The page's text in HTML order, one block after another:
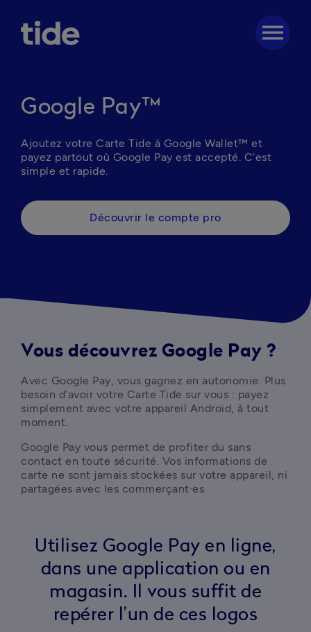
menu
Google Pay™
Ajoutez votre Carte Tide à Google Wallet™ et
payez partout où Google Pay est accepté. C’est
simple et rapide.
Découvrir le compte pro
Vous découvrez Google Pay ?
Avec Google Pay, vous gagnez en autonomie. Plus
besoin d’avoir votre Carte Tide sur vous : payez
simplement avec votre appareil Android, à tout
moment.
Google Pay vous permet de profiter du sans
contact en toute sécurité. Vos informations de
carte ne sont jamais stockées sur votre appareil, ni
partagées avec les commerçant·es.
Utilisez Google Pay en ligne,
dans une application ou en
magasin. Il vous suffit de
repérer l’un de ces logos